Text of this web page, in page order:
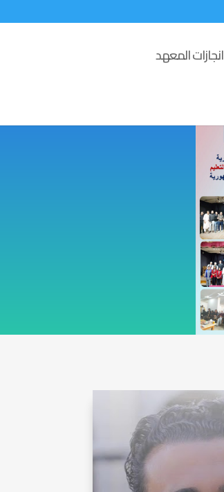
انجازات المعهد